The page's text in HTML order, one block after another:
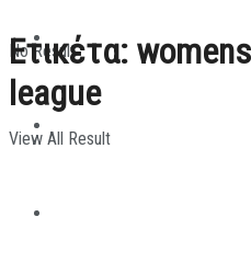
ΠΑΡΑΘΛΗΤΙΣΜΟΣ
No Result
View All Result
Ετικέτα:
league